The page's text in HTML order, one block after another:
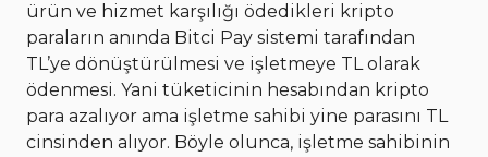
ürün ve hizmet karşılığı ödedikleri kripto
paraların anında Bitci Pay sistemi tarafından
TL’ye dönüştürülmesi ve işletmeye TL olarak
ödenmesi. Yani tüketicinin hesabından kripto
para azalıyor ama işletme sahibi yine parasını TL
cinsinden alıyor. Böyle olunca, işletme sahibinin